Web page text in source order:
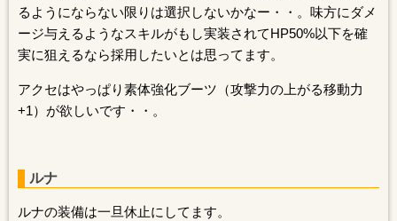
るようにならない限りは選択しないかなー・・。味方にダメ
ージ与えるようなスキルがもし実装されてHP50%以下を確
実に狙えるなら採用したいとは思ってます。
アクセはやっぱり素体強化ブーツ（攻撃力の上がる移動力
+1）が欲しいです・・。
ルナ
ルナの装備は一旦休止にしてます。